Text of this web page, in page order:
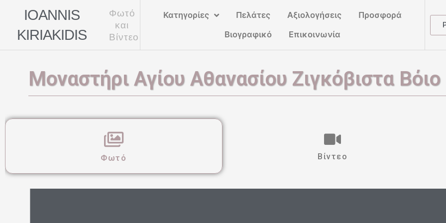
περιεχόμενο
IOANNIS
KIRIAKIDIS
Φωτό
και
Βίντεο
Κατηγορίες Πελάτες Αξιολογήσεις
Προσφορά
Βιογραφικό
Επικοινωνία
Μοναστήρι Αγίου Αθανασίου Ζιγκόβιστα Βόιο
Φωτό Βίντεο